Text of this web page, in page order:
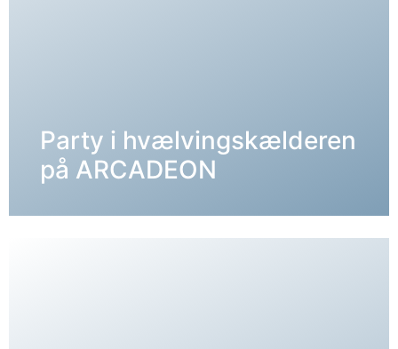
Party i hvælvingskælderen
på ARCADEON
DETALJER →